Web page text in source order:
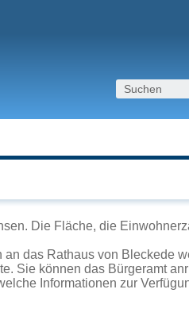
Die Fläche, die
das Rathaus von Bleckede
Sie können das Bürgeramt
Informationen zur